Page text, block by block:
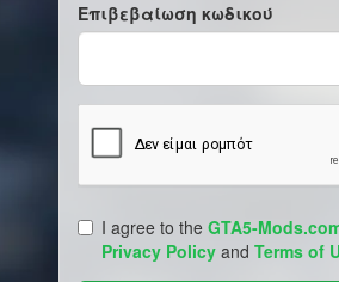
Επιβεβαίωση κωδικού
I agree to the GTA5-
Privacy Policy and Terms of